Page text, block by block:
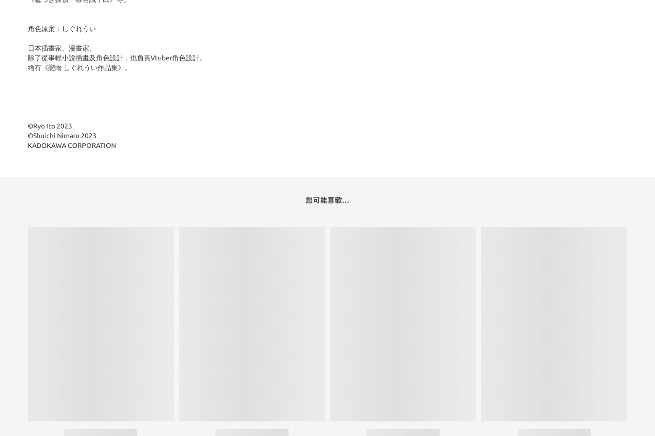
角色原案：しぐれうい
日本插畫家、漫畫家。
除了從事輕小說插畫及角色設計，也負責Vtuber角色設計。
繪有《戀雨 しぐれうい作品集》。
©Ryo Ito 2023
©Shuichi Nimaru 2023
KADOKAWA CORPORATION
您可能喜歡...